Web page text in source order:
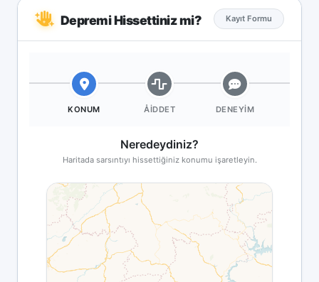
Depremi Hissettiniz mi? Kayıt Formu
KONUM ÅIDDET DENEYIM
Neredeydiniz?
Haritada sarsıntıyı hissettiğiniz konumu işaretleyin.